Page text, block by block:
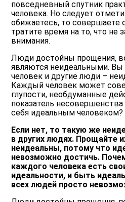
повседневный спутник
человека. Но следует
обижаетесь, то совершаете
тратите время на то, что не
внимания.
Люди достойны прощения,
являются неидеальными.
человек и другие люди –
Каждый человек может
глупости, необдуманные
показатель
себя идеальным человеком?
Если нет, то такую же
в других людях. Прощайте
неидеальны, потому что
невозможно достичь.
каждого человека есть
идеальности, и быть
всех людей просто